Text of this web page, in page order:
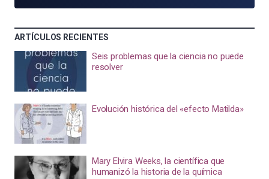
ARTÍCULOS RECIENTES
Seis problemas que la ciencia no puede
resolver
Evolución histórica del «efecto Matilda»
Mary Elvira Weeks, la científica que
humanizó la historia de la química